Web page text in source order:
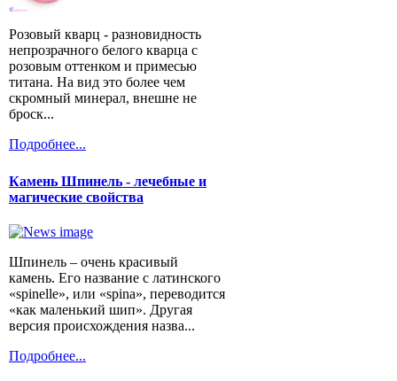
Розовый кварц - разновидность
непрозрачного белого кварца с
розовым оттенком и примесью
титана. На вид это более чем
скромный минерал, внешне не
броск...
Подробнее...
Камень Шпинель - лечебные и
магические свойства
Шпинель – очень красивый
камень. Его название с латинского
«spinelle», или «spina», переводится
«как маленький шип». Другая
версия происхождения назва...
Подробнее...